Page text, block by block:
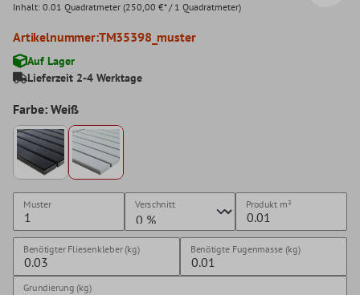
Inhalt: 0.01 Quadratmeter (250,00 €* / 1 Quadratmeter)
Artikelnummer:TM35398_muster
Auf Lager
Lieferzeit 2-4 Werktage
Farbe: Weiß
Muster Verschnitt Produkt m²
Benötigter Fliesenkleber (kg) Benötigte Fugenmasse (kg)
Grundierung (kg)